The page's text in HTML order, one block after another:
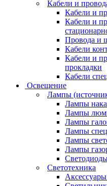
Кабели и
Кабели и
Кабели и
Провода и
Кабели
Кабели и
прокладки
Кабели
Освещение
Лампы
Лампы
Лампы
Лампы
Лампы
Лампы
Лампы
Светотехника